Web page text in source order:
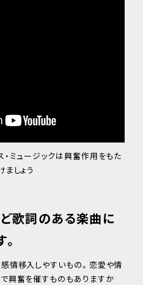
ミュージックは興奮作用をもた
しょう
歌詞のある楽曲に
情移入しやすいもの。恋愛や情
興奮を催すものもありますか